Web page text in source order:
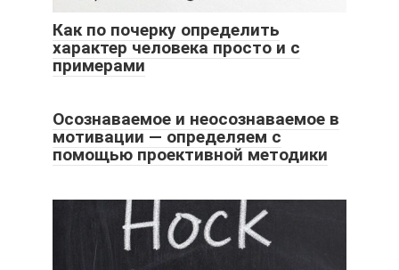
Как по почерку определить
характер человека просто и с
примерами
Осознаваемое и неосознаваемое в
мотивации — определяем с
помощью проективной методики